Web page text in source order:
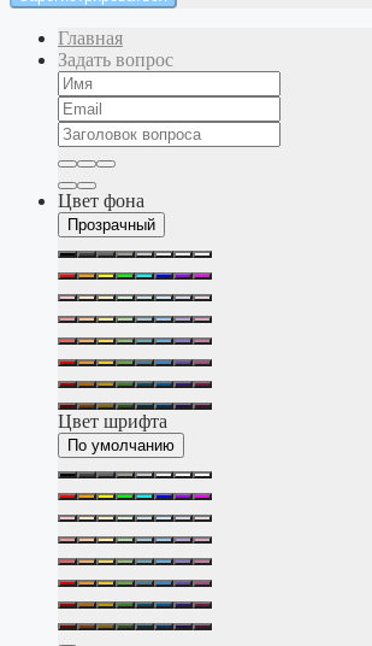
Главная
Задать вопрос
Цвет фона
Прозрачный
Цвет шрифта
По умолчанию